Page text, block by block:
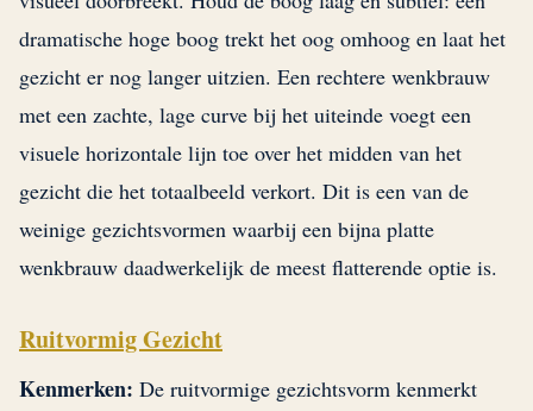
dramatische hoge boog trekt het oog omhoog en laat het
gezicht er nog langer uitzien. Een rechtere wenkbrauw
met een zachte, lage curve bij het uiteinde voegt een
visuele horizontale lijn toe over het midden van het
gezicht die het totaalbeeld verkort. Dit is een van de
weinige gezichtsvormen waarbij een bijna platte
wenkbrauw daadwerkelijk de meest flatterende optie is.
Ruitvormig Gezicht
Kenmerken: De ruitvormige gezichtsvorm kenmerkt